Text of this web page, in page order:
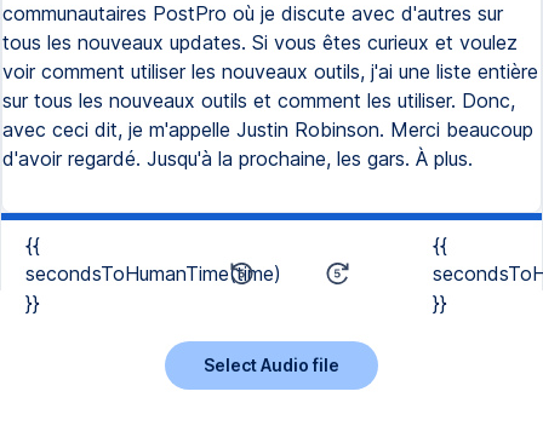
communautaires PostPro où je discute avec d'autres sur
tous les nouveaux updates. Si vous êtes curieux et voulez
voir comment utiliser les nouveaux outils, j'ai une liste entière
sur tous les nouveaux outils et comment les utiliser. Donc,
avec ceci dit, je m'appelle Justin Robinson. Merci beaucoup
d'avoir regardé. Jusqu'à la prochaine, les gars. À plus.
{{
secondsToHumanTime(time)
}}
{{
}}
Select Audio file